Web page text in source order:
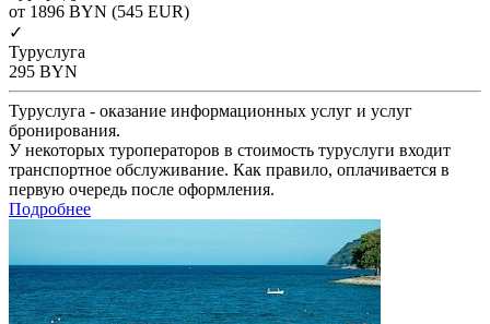
от 1896 BYN (545 EUR)
✓
Туруслуга
295 BYN
Туруслуга - оказание информационных услуг и услуг
бронирования.
У некоторых туроператоров в стоимость туруслуги входит
транспортное обслуживание. Как правило, оплачивается в
первую очередь после оформления.
Подробнее